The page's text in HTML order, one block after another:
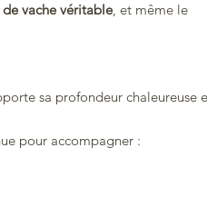
vache véritable, et même le
sa profondeur chaleureuse
pour accompagner :